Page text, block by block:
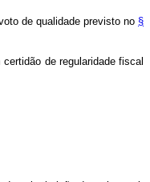
de qualidade previsto no §
de regularidade fiscal